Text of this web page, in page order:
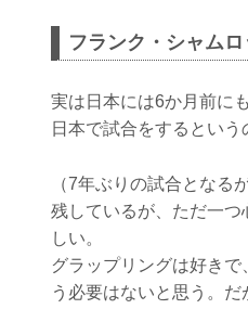
フランク・シャムロ
実は日本には6か月前に
日本で試合をするという
（7年ぶりの試合となる
残しているが、ただ一
しい。
グラップリングは好き
う必要はないと思う。だ